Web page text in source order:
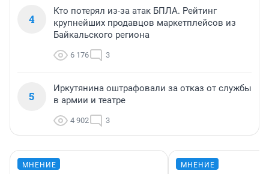
4
Кто потерял из-за атак БПЛА. Рейтинг
крупнейших продавцов маркетплейсов из
Байкальского региона
6 176 3
5
Иркутянина оштрафовали за отказ от службы
в армии и театре
4 902 3
МНЕНИЕ МНЕНИЕ